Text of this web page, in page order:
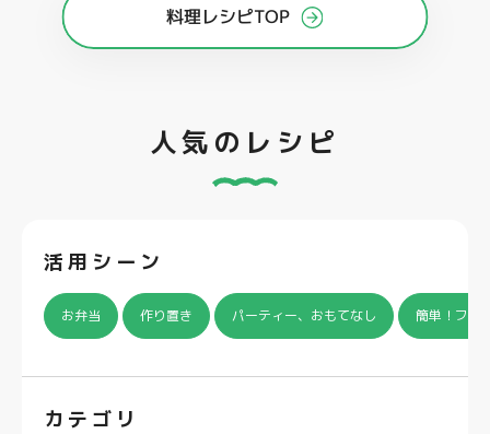
料理レシピTOP
人気のレシピ
活用シーン
お弁当 作り置き パーティー、おもてなし 簡単！フラ
カテゴリ